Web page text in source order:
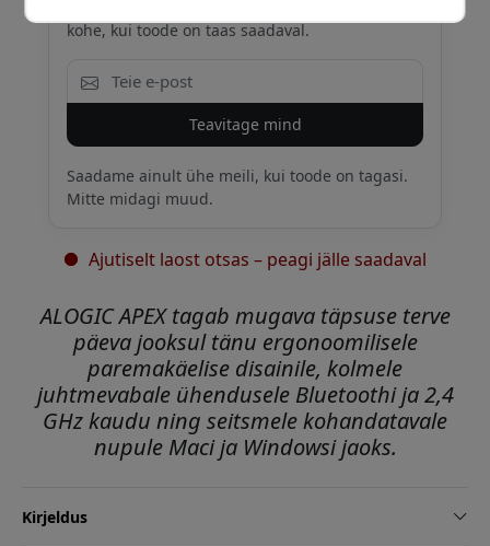
kohe, kui toode on taas saadaval.
Teavitage mind
Saadame ainult ühe meili, kui toode on tagasi.
Mitte midagi muud.
Ajutiselt laost otsas – peagi jälle saadaval
ALOGIC APEX tagab mugava täpsuse terve
päeva jooksul tänu ergonoomilisele
paremakäelise disainile, kolmele
juhtmevabale ühendusele Bluetoothi ja 2,4
GHz kaudu ning seitsmele kohandatavale
nupule Maci ja Windowsi jaoks.
Kirjeldus